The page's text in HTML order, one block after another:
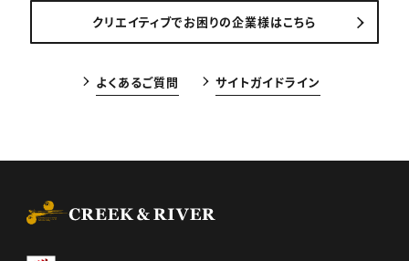
クリエイティブでお困りの企業様はこちら
よくあるご質問 サイトガイドライン